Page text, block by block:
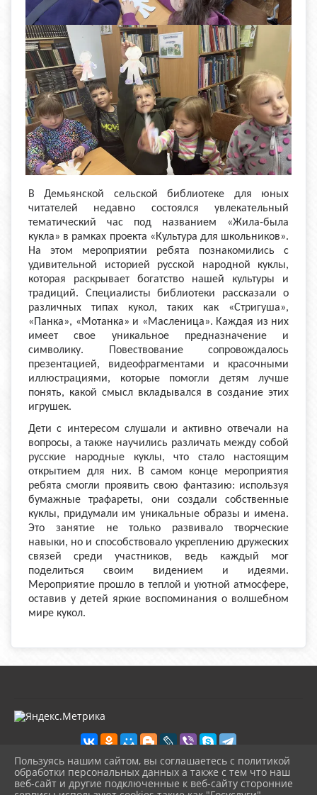
В Демьянской сельской библиотеке для юных
читателей недавно состоялся увлекательный
тематический час под названием «Жила-была
кукла» в рамках проекта «Культура для школьников».
На этом мероприятии ребята познакомились с
удивительной историей русской народной куклы,
которая раскрывает богатство нашей культуры и
традиций. Специалисты библиотеки рассказали о
различных типах кукол, таких как «Стригуша»,
«Панка», «Мотанка» и «Масленица». Каждая из них
имеет свое уникальное предназначение и
символику. Повествование сопровождалось
презентацией, видеофрагментами и красочными
иллюстрациями, которые помогли детям лучше
понять, какой смысл вкладывался в создание этих
игрушек.
Дети с интересом слушали и активно отвечали на
вопросы, а также научились различать между собой
русские народные куклы, что стало настоящим
открытием для них. В самом конце мероприятия
ребята смогли проявить свою фантазию: используя
бумажные трафареты, они создали собственные
куклы, придумали им уникальные образы и имена.
Это занятие не только развивало творческие
навыки, но и способствовало укреплению дружеских
связей среди участников, ведь каждый мог
поделиться своим видением и идеями.
Мероприятие прошло в теплой и уютной атмосфере,
оставив у детей яркие воспоминания о волшебном
мире кукол.
2026 г. kultura-uvat.ru
Пользуясь нашим сайтом, вы соглашаетесь с политикой
обработки персональных данных а также с тем что наш
веб-сайт и другие подключенные к веб-сайту сторонние